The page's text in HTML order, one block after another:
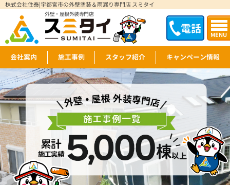
電話 MENU
株式会社住泰|宇都宮市の外壁塗装＆雨漏り専門店 スミタイ
外壁・屋根外装専門店
会社案内 施工事例 スタッフ紹介 キャンペーン情報